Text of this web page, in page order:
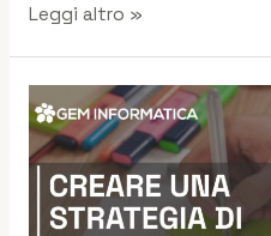
Leggi altro »